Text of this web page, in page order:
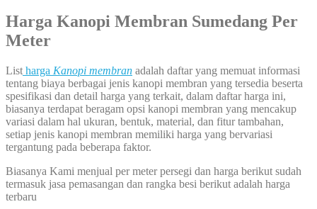
Harga Kanopi Membran Sumedang Per
Meter
List harga Kanopi membran adalah daftar yang memuat informasi
tentang biaya berbagai jenis kanopi membran yang tersedia beserta
spesifikasi dan detail harga yang terkait, dalam daftar harga ini,
biasanya terdapat beragam opsi kanopi membran yang mencakup
variasi dalam hal ukuran, bentuk, material, dan fitur tambahan,
setiap jenis kanopi membran memiliki harga yang bervariasi
tergantung pada beberapa faktor.
Biasanya Kami menjual per meter persegi dan harga berikut sudah
termasuk jasa pemasangan dan rangka besi berikut adalah harga
terbaru